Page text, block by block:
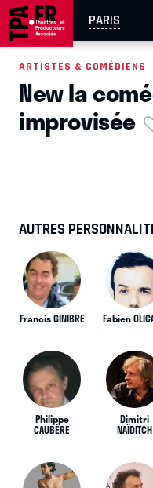
PARIS
AIX-MARSEILLE
EN TOURNÉE
ARTISTES & COMÉDIENS
New la
improvisée
AUTRES
Francis GINIBRE Fabien
Philippe
CAUBÈRE
Dimitri
NAÏDITCH